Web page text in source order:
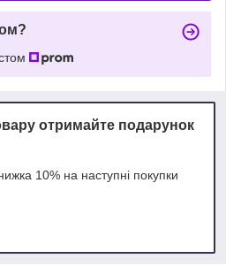
отримайте подарунок
10% на наступні покупки